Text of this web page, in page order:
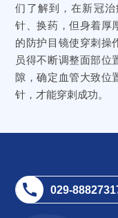
们了解到，在新冠
针、换药，但身着厚
的防护目镜使穿刺操
员得不断调整面部位
隙，确定血管大致位
针，才能穿刺成功。
029-